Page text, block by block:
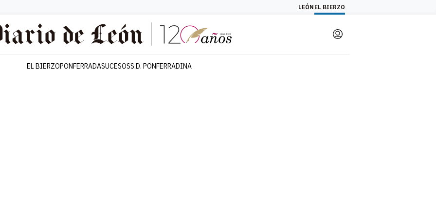
LEÓN EL BIERZO
Login
EL BIERZOPONFERRADASUCESOSS.D. PONFERRADINA